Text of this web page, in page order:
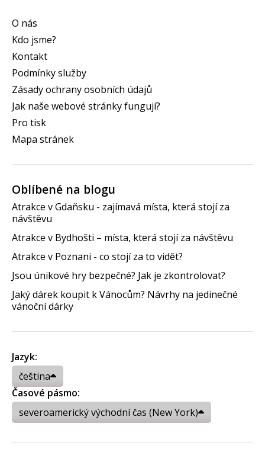
O nás
Kdo jsme?
Kontakt
Podmínky služby
Zásady ochrany osobních údajů
Jak naše webové stránky fungují?
Pro tisk
Mapa stránek
Oblíbené na blogu
Atrakce v Gdaňsku - zajímavá místa, která stojí za
návštěvu
Atrakce v Bydhošti – místa, která stojí za návštěvu
Atrakce v Poznani - co stojí za to vidět?
Jsou únikové hry bezpečné? Jak je zkontrolovat?
Jaký dárek koupit k Vánocům? Návrhy na jedinečné
vánoční dárky
Jazyk:
čeština
Časové pásmo:
severoamerický východní čas (New York)